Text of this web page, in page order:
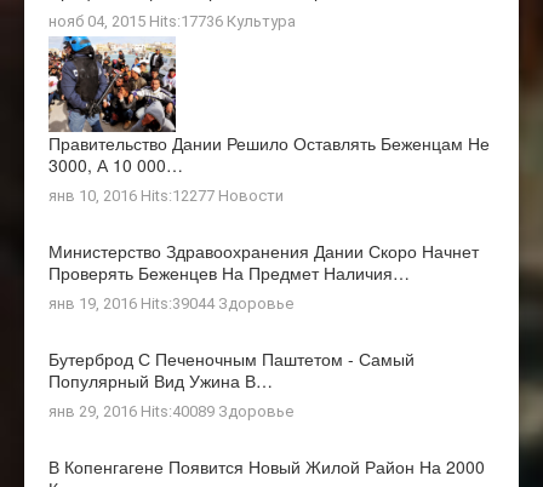
нояб 04, 2015 Hits:17736 Культура
Правительство Дании Решило Оставлять Беженцам Не
3000, А 10 000…
янв 10, 2016 Hits:12277 Новости
Министерство Здравоохранения Дании Скоро Начнет
Проверять Беженцев На Предмет Наличия…
янв 19, 2016 Hits:39044 Здоровье
Бутерброд С Печеночным Паштетом - Самый
Популярный Вид Ужина В…
янв 29, 2016 Hits:40089 Здоровье
В Копенгагене Появится Новый Жилой Район На 2000